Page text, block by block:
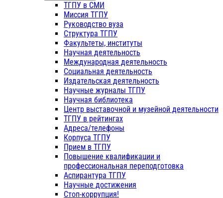
ТГПУ в СМИ
Миссия ТГПУ
Руководство вуза
Структура ТГПУ
Факультеты, институты
Научная деятельность
Международная деятельность
Социальная деятельность
Издательская деятельность
Научные журналы ТГПУ
Научная библиотека
Центр выставочной и музейной деятельности
ТГПУ в рейтингах
Адреса/телефоны
Корпуса ТГПУ
Прием в ТГПУ
Повышение квалификации и
профессиональная переподготовка
Аспирантура ТГПУ
Научные достижения
Стоп-коррупция!